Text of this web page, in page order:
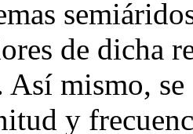
de dicha
Así mismo,
y